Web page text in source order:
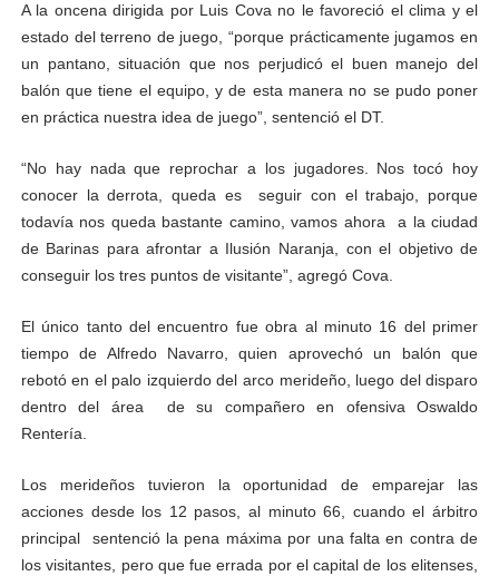
A la oncena dirigida por Luis Cova no le favoreció el clima y el
estado del terreno de juego, “porque prácticamente jugamos en
un pantano, situación que nos perjudicó el buen manejo del
balón que tiene el equipo, y de esta manera no se pudo poner
en práctica nuestra idea de juego”, sentenció el DT.
“No hay nada que reprochar a los jugadores. Nos tocó hoy
conocer la derrota, queda es seguir con el trabajo, porque
todavía nos queda bastante camino, vamos ahora a la ciudad
de Barinas para afrontar a Ilusión Naranja, con el objetivo de
conseguir los tres puntos de visitante”, agregó Cova.
El único tanto del encuentro fue obra al minuto 16 del primer
tiempo de Alfredo Navarro, quien aprovechó un balón que
rebotó en el palo izquierdo del arco merideño, luego del disparo
dentro del área de su compañero en ofensiva Oswaldo
Rentería.
Los merideños tuvieron la oportunidad de emparejar las
acciones desde los 12 pasos, al minuto 66, cuando el árbitro
principal sentenció la pena máxima por una falta en contra de
los visitantes, pero que fue errada por el capital de los elitenses,